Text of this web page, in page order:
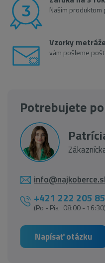
Našim
Vzorky metráže
vám pošleme
Potrebujete
+421 222 205
(Po - Pia 08:00 - 16:30)
Napísať otázku